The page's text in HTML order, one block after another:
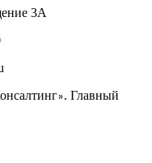
3А
». Главный